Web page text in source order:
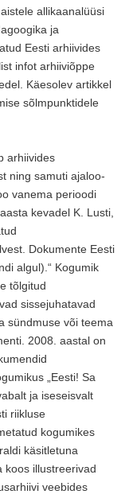
allikaanalüüsi
ja
Eesti arhiivides
infot arhiiviõppe
Käesolev artikkel
sõlmpunktidele
arhiivides
ning samuti ajaloo-
vanema perioodi
kevadel K. Lusti,
Dokumente Eesti
algul).“ Kogumik
tõlgitud
sissejuhatavad
sündmuse või teema
2008. aastal on
„Eesti! Sa
ja iseseisvalt
riikluse
kogumikes
käsitletuna
koos illustreerivad
veebides